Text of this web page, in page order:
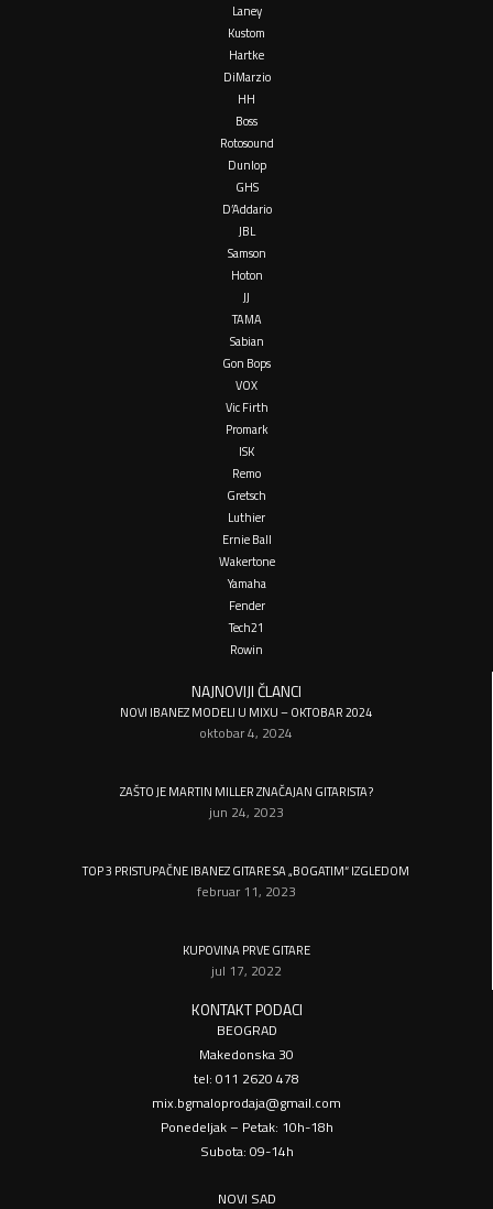
Laney
Kustom
Hartke
DiMarzio
HH
Boss
Rotosound
Dunlop
GHS
D’Addario
JBL
Samson
Hoton
JJ
TAMA
Sabian
Gon Bops
VOX
Vic Firth
Promark
ISK
Remo
Gretsch
Luthier
Ernie Ball
Wakertone
Yamaha
Fender
Tech21
Rowin
NAJNOVIJI ČLANCI
NOVI IBANEZ MODELI U MIXU – OKTOBAR 2024
oktobar 4, 2024
ZAŠTO JE MARTIN MILLER ZNAČAJAN GITARISTA?
jun 24, 2023
TOP 3 PRISTUPAČNE IBANEZ GITARE SA „BOGATIM“ IZGLEDOM
februar 11, 2023
KUPOVINA PRVE GITARE
jul 17, 2022
KONTAKT PODACI
BEOGRAD
Makedonska 30
tel: 011 2620 478
mix.bgmaloprodaja@gmail.com
Ponedeljak – Petak: 10h-18h
Subota: 09-14h
NOVI SAD